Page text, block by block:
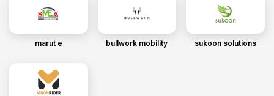
marut e bullwork mobility sukoon solutions